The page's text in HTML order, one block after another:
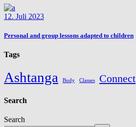
12. Juli 2023
Personal and group lessons adapted to children
Tags
Ashtanga Body Classes Connect
Search
Search